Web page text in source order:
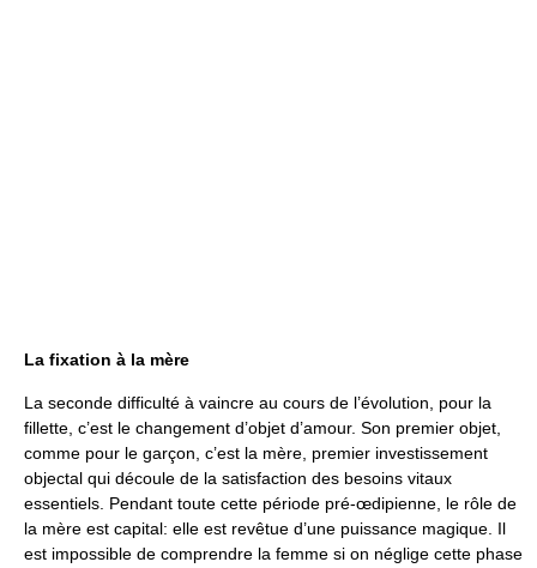
La fixation à la mère
La seconde difficulté à vaincre au cours de l’évolution, pour la
fillette, c’est le changement d’objet d’amour. Son premier objet,
comme pour le garçon, c’est la mère, premier investissement
objectal qui découle de la satisfaction des besoins vitaux
essentiels. Pendant toute cette période pré-œdipienne, le rôle de
la mère est capital: elle est revêtue d’une puissance magique. Il
est impossible de comprendre la femme si on néglige cette phase